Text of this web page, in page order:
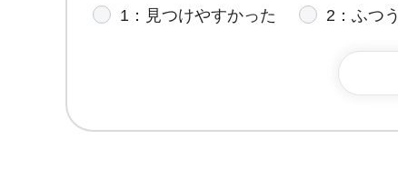
1：見つけやすかった
2：ふつう